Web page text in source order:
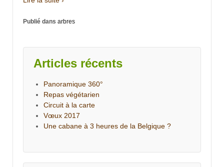
Publié dans arbres
Articles récents
Panoramique 360°
Repas végétarien
Circuit à la carte
Vœux 2017
Une cabane à 3 heures de la Belgique ?